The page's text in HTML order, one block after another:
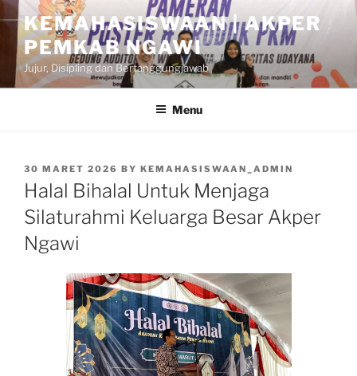
Skip
to
content
KEMAHASISWAAN | AKPER
PEMKAB NGAWI
Jujur, Disipling dan Bertanggungjawab
Menu
POSTED
ON
30 MARET 2026 BY KEMAHASISWAAN_ADMIN
Halal Bihalal Untuk Menjaga
Silaturahmi Keluarga Besar Akper
Ngawi